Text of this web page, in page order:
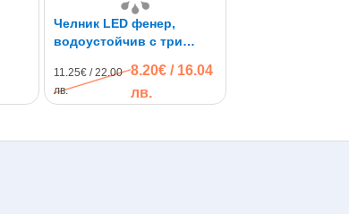
Челник LED фенер,
водоустойчив с три
11.25€ / 22.00
лв.
8.20€ / 16.04
лв.